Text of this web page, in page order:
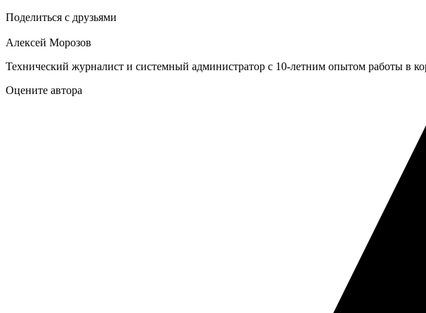
Поделиться с друзьями
Алексей Морозов
Технический журналист и системный администратор с 10‑летним опытом работы в
Оцените автора